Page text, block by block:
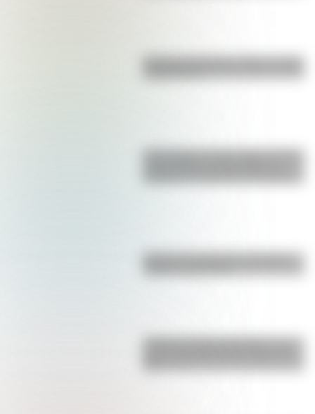
Bandera de Bolivia: historia, origen
17 de agosto: cómo hacer el Cruce
collage con materiales reciclables
Bandera de Santa Cruz: historia,
Castillo de Rafael Obligado, una